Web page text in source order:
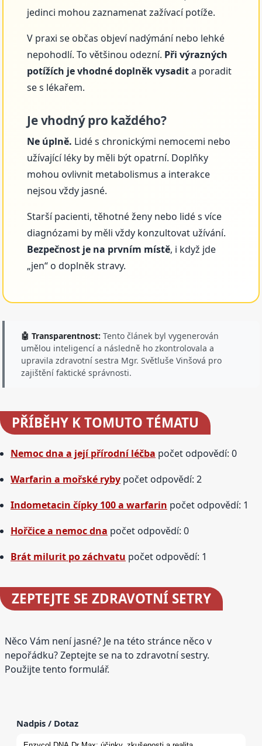
jedinci mohou zaznamenat zažívací potíže.
V praxi se občas objeví nadýmání nebo lehké
nepohodlí. To většinou odezní. Při výrazných
potížích je vhodné doplněk vysadita poradit
se s lékařem.
Je vhodný pro každého?
Ne úplně. Lidé s chronickými nemocemi nebo
užívající léky by měli být opatrní. Doplňky
mohou ovlivnit metabolismus a interakce
nejsou vždy jasné.
Starší pacienti, těhotné ženy nebo lidé s více
diagnózami by měli vždy konzultovat užívání.
Bezpečnost je na prvním místě, i když jde
„jen“ o doplněk stravy.
🤖 Transparentnost: Tento článek byl vygenerován
umělou inteligencí a následně ho zkontrolovala a
upravila zdravotní sestra Mgr. Světluše Vinšová pro
zajištění faktické správnosti.
PŘÍBĚHY K TOMUTO TÉMATU
Nemoc dna a její přírodní léčba počet odpovědí: 0
Warfarin a mořské ryby počet odpovědí: 2
Indometacin čípky 100 a warfarin počet odpovědí: 1
Hořčice a nemoc dna počet odpovědí: 0
Brát milurit po záchvatu počet odpovědí: 1
ZEPTEJTE SE ZDRAVOTNÍ SETRY
Něco Vám není jasné? Je na této stránce něco v
nepořádku? Zeptejte se na to zdravotní sestry.
Použijte tento formulář.
Nadpis / Dotaz